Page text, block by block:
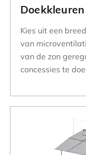
Doekkleuren
Kies uit een
van
van de zon
concessies te